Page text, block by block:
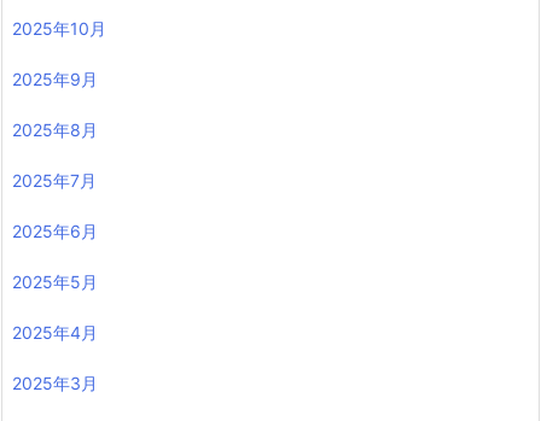
2025年10月
2025年9月
2025年8月
2025年7月
2025年6月
2025年5月
2025年4月
2025年3月